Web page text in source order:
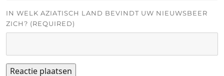
IN WELK AZIATISCH LAND BEVINDT UW NIEUWSBEER
ZICH? (REQUIRED)